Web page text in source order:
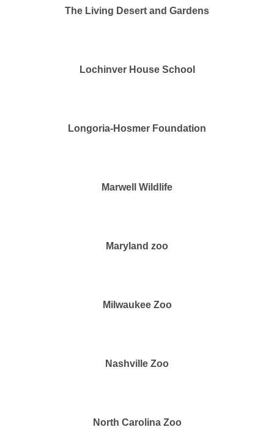
The Living Desert and Gardens
Lochinver House School
Longoria-Hosmer Foundation
Marwell Wildlife
Maryland zoo
Milwaukee Zoo
Nashville Zoo
North Carolina Zoo